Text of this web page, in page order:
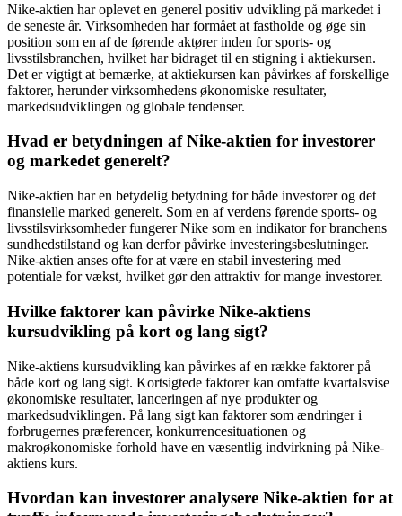
Nike-aktien har oplevet en generel positiv udvikling på markedet i
de seneste år. Virksomheden har formået at fastholde og øge sin
position som en af de førende aktører inden for sports- og
livsstilsbranchen, hvilket har bidraget til en stigning i aktiekursen.
Det er vigtigt at bemærke, at aktiekursen kan påvirkes af forskellige
faktorer, herunder virksomhedens økonomiske resultater,
markedsudviklingen og globale tendenser.
Hvad er betydningen af Nike-aktien for investorer
og markedet generelt?
Nike-aktien har en betydelig betydning for både investorer og det
finansielle marked generelt. Som en af verdens førende sports- og
livsstilsvirksomheder fungerer Nike som en indikator for branchens
sundhedstilstand og kan derfor påvirke investeringsbeslutninger.
Nike-aktien anses ofte for at være en stabil investering med
potentiale for vækst, hvilket gør den attraktiv for mange investorer.
Hvilke faktorer kan påvirke Nike-aktiens
kursudvikling på kort og lang sigt?
Nike-aktiens kursudvikling kan påvirkes af en række faktorer på
både kort og lang sigt. Kortsigtede faktorer kan omfatte kvartalsvise
økonomiske resultater, lanceringen af nye produkter og
markedsudviklingen. På lang sigt kan faktorer som ændringer i
forbrugernes præferencer, konkurrencesituationen og
makroøkonomiske forhold have en væsentlig indvirkning på Nike-
aktiens kurs.
Hvordan kan investorer analysere Nike-aktien for at